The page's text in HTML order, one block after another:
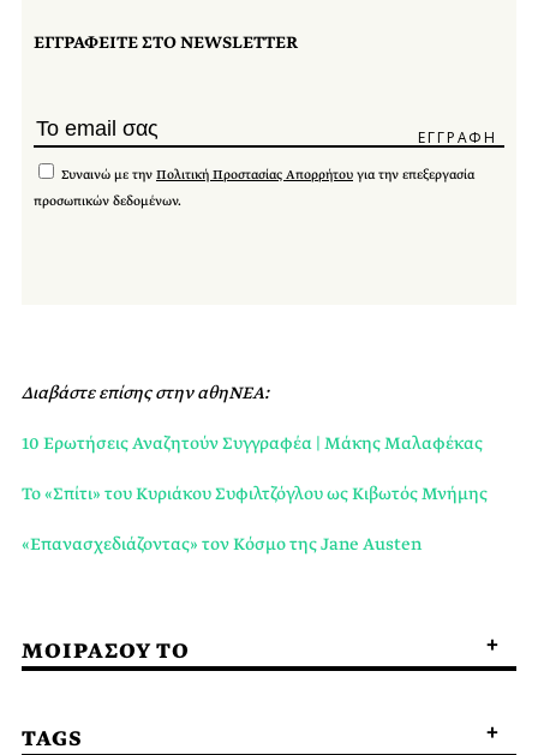
ΕΓΓΡΑΦΕΙΤΕ ΣΤΟ NEWSLETTER
Συναινώ με την Πολιτική Προστασίας Απορρήτου για την επεξεργασία
προσωπικών δεδομένων.
Διαβάστε επίσης στην αθηΝΕΑ:
10 Ερωτήσεις Αναζητούν Συγγραφέα | Μάκης Μαλαφέκας
Το «Σπίτι» του Κυριάκου Συφιλτζόγλου ως Κιβωτός Μνήμης
«Επανασχεδιάζοντας» τον Κόσμο της Jane Austen
ΜΟΙΡΑΣΟΥ ΤΟ
TAGS